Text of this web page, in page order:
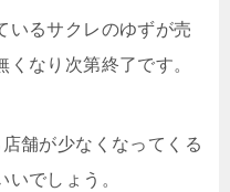
いるサクレのゆずが売
なり次第終了です。
舗が少なくなってくる
でしょう。